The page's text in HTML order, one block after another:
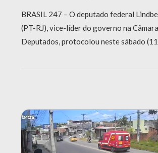
BRASIL 247 – O deputado federal
(PT-RJ), vice-líder do governo na
Deputados, protocolou neste sábado